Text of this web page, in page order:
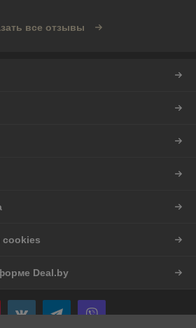
все отзывы
cookies
Deal.by